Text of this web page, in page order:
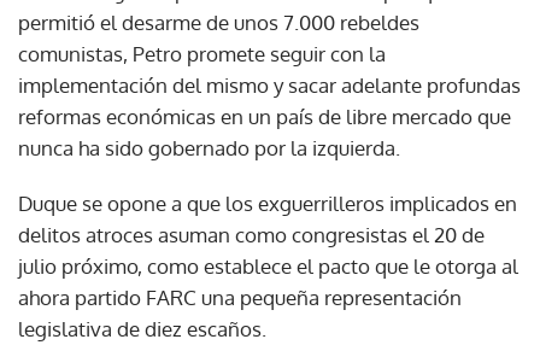
permitió el desarme de unos 7.000 rebeldes
comunistas, Petro promete seguir con la
implementación del mismo y sacar adelante profundas
reformas económicas en un país de libre mercado que
nunca ha sido gobernado por la izquierda.
Duque se opone a que los exguerrilleros implicados en
delitos atroces asuman como congresistas el 20 de
julio próximo, como establece el pacto que le otorga al
ahora partido FARC una pequeña representación
legislativa de diez escaños.